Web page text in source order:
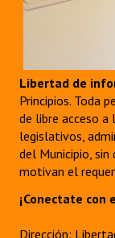
Libertad de
Principios. Toda
de libre acceso
legislativos,
del Municipio, sin
motivan el
¡Conectate con
Dirección: